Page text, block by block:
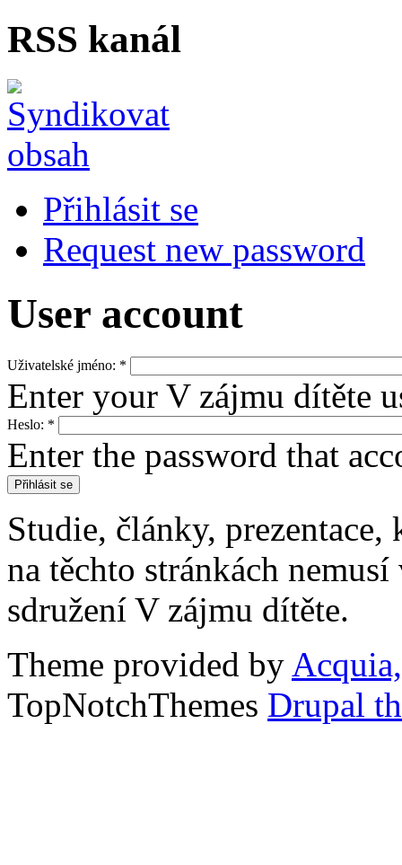
RSS kanál
Přihlásit se
Request new password
User account
Uživatelské jméno: *
Enter your V zájmu dítěte
Heslo: *
Enter the password that
Studie, články,
na těchto stránkách
sdružení V zájmu dítěte.
Theme provided by
TopNotchThemes Drupal